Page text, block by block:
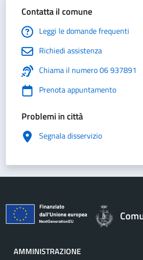
Contatta il comune
Leggi le domande frequenti
Richiedi assistenza
Chiama il numero 06 937891
Prenota appuntamento
Problemi in città
Segnala disservizio
AMMINISTRAZIONE